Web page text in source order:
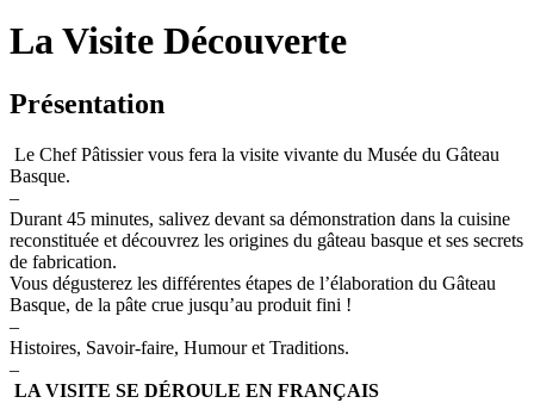
La Visite Découverte
Présentation
Le Chef Pâtissier vous fera la visite vivante du Musée du Gâteau
Basque.
–
Durant 45 minutes, salivez devant sa démonstration dans la cuisine
reconstituée et découvrez les origines du gâteau basque et ses secrets
de fabrication.
Vous dégusterez les différentes étapes de l’élaboration du Gâteau
Basque, de la pâte crue jusqu’au produit fini !
–
Histoires, Savoir-faire, Humour et Traditions.
–
LA VISITE SE DÉROULE EN FRANÇAIS